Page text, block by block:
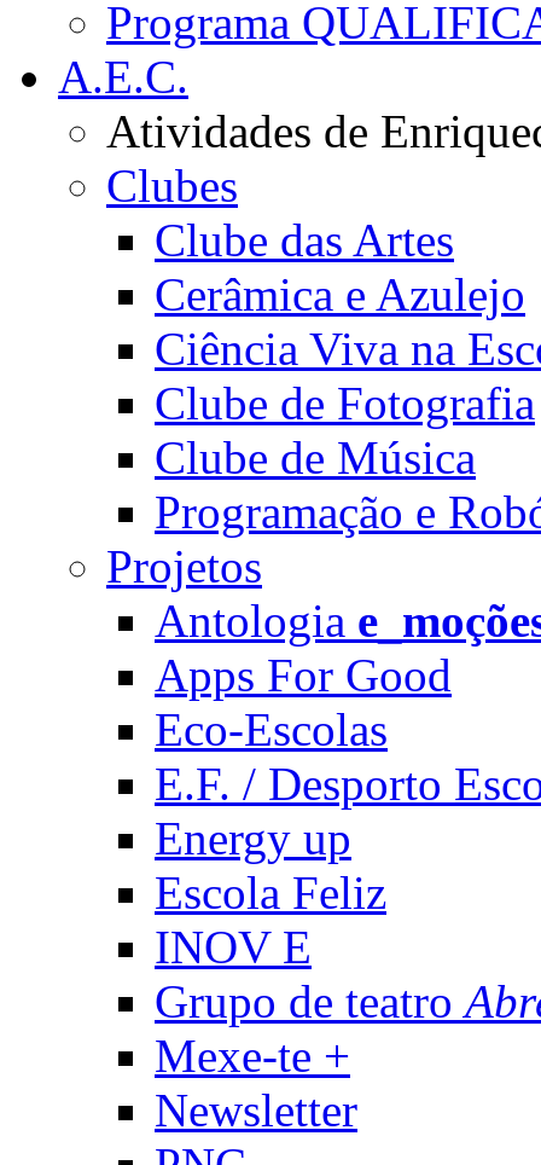
Programa
A.E.C.
Atividades de
Clubes
Clube das Artes
Cerâmica e Azulejo
Ciência Viva na
Clube de Fotografia
Clube de Música
Programação e
Projetos
Antologia
Apps For Good
Eco-Escolas
E.F. / Desporto
Energy up
Escola Feliz
INOV E
Grupo de teatro
Mexe-te +
Newsletter